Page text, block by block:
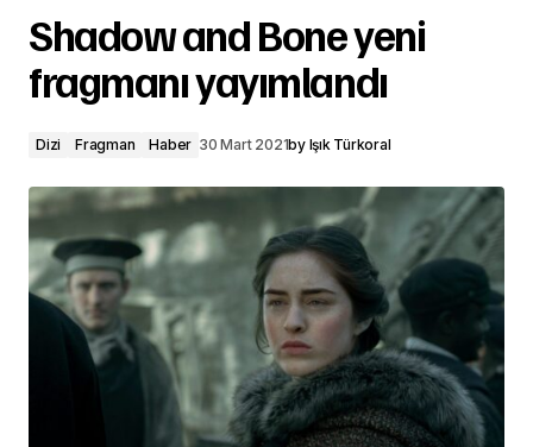
Shadow and Bone yeni
fragmanı yayımlandı
Dizi Fragman Haber 30 Mart 2021by Işık Türkoral